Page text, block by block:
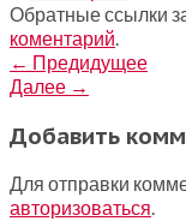
Обратные ссылки
коментарий.
← Предидущее
Далее →
Добавить
Для отправки
авторизоваться.